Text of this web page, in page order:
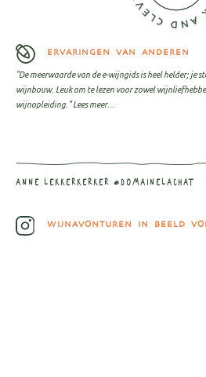
ERVARINGEN VAN ANDEREN
"De meerwaarde van de e-wijngids is heel helder; je
wijnbouw. Leuk om te lezen voor zowel
wijnopleiding."Lees meer...
ANNE LEKKERKERKER @DOMAINELACHAT
WIJNAVONTUREN IN BEELD